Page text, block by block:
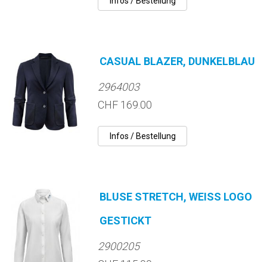
CASUAL BLAZER, DUNKELBLAU
2964003
CHF 169.00
BLUSE STRETCH, WEISS LOGO
GESTICKT
2900205